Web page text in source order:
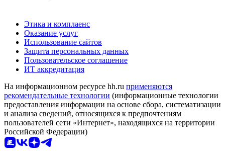
Этика и комплаенс
Оказание услуг
Использование сайтов
Защита персональных данных
Пользовательское соглашение
ИТ аккредитация
На информационном ресурсе hh.ru применяются
рекомендательные технологии (информационные технологии
предоставления информации на основе сбора, систематизации
и анализа сведений, относящихся к предпочтениям
пользователей сети «Интернет», находящихся на территории
Российской Федерации)